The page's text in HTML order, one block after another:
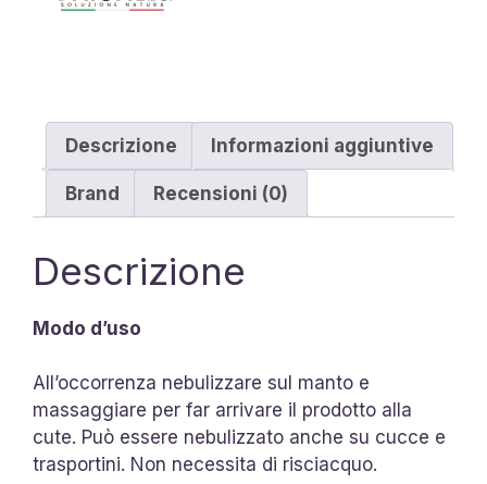
Descrizione Informazioni aggiuntive
Brand Recensioni (0)
Descrizione
Modo d’uso
All’occorrenza nebulizzare sul manto e
massaggiare per far arrivare il prodotto alla
cute. Può essere nebulizzato anche su cucce e
trasportini. Non necessita di risciacquo.